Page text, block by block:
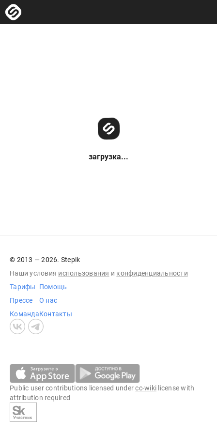
загрузка...
© 2013 — 2026. Stepik
Наши условия использования и конфиденциальности
Тарифы
Прессе
Команда
Помощь
О нас
Контакты
Public user contributions licensed undercc-wiki license with
attribution required